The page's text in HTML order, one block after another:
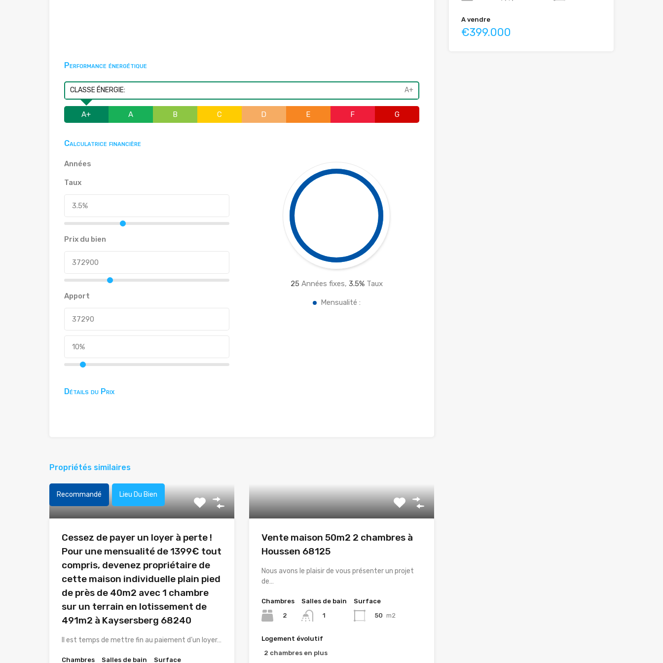
Performance énergétique
CLASSE ÉNERGIE: A+
A+ A B C D E F G
Calculatrice financière
Années
Taux
Prix du bien
Apport
25 Années fixes, 3.5%Taux
Mensualité :
Détails du Prix
Propriétés similaires
Recommandé Lieu Du Bien
Cessez de payer un loyer à perte !
Pour une mensualité de 1399€ tout
compris, devenez propriétaire de
cette maison individuelle plain pied
de près de 40m2 avec 1 chambre
sur un terrain en lotissement de
491m2 à Kaysersberg 68240
Il est temps de mettre fin au paiement d’un loyer…
Chambres Salles de bain Surface
Vente maison 50m2 2 chambres à
Houssen 68125
Nous avons le plaisir de vous présenter un projet
de…
Chambres
2
Salles de bain
1
Surface
50 m2
Logement évolutif
2 chambres en plus
A vendre
€399.000